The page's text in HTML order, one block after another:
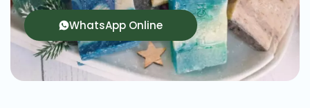
WhatsApp Online